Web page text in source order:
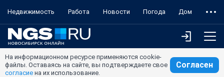
Недвижимость Работа Новости Погода Дом
На информационном ресурсе применяются cookie-
файлы. Оставаясь на сайте, вы подтверждаете свое
согласие на их использование.
Согласен